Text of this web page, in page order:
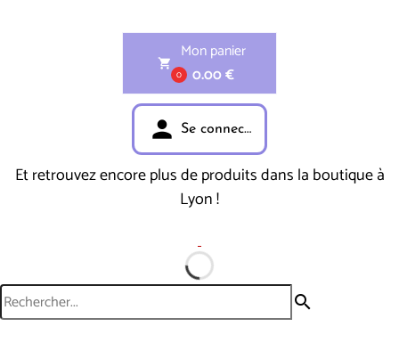
shopping_cart
0
Mon panier
0.00 €
person Se connecter
Et retrouvez encore plus de produits dans la boutique à
Lyon !
search